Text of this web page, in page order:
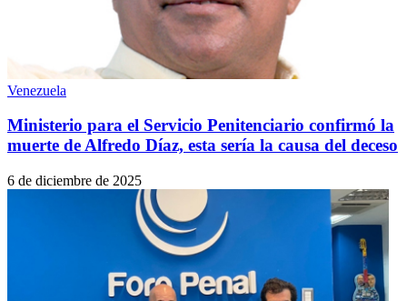
Venezuela
Ministerio para el Servicio Penitenciario confirmó la
muerte de Alfredo Díaz, esta sería la causa del deceso
6 de diciembre de 2025